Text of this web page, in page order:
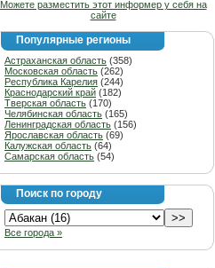
Можете разместить этот информер у себя на
сайте
Популярные регионы
Астраханская область (358)
Московская область (262)
Республика Карелия (244)
Краснодарский край (182)
Тверская область (170)
Челябинская область (165)
Ленинградская область (156)
Ярославская область (69)
Калужская область (64)
Самарская область (54)
Поиск по городу
Все города »